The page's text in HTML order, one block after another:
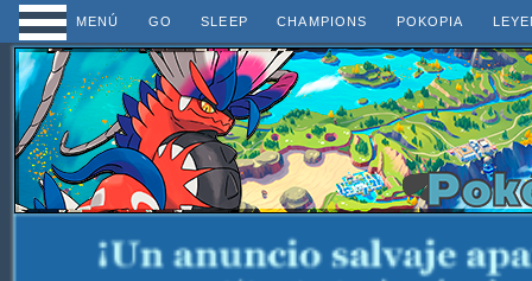
MENÚ GO SLEEP CHAMPIONS POKOPIA